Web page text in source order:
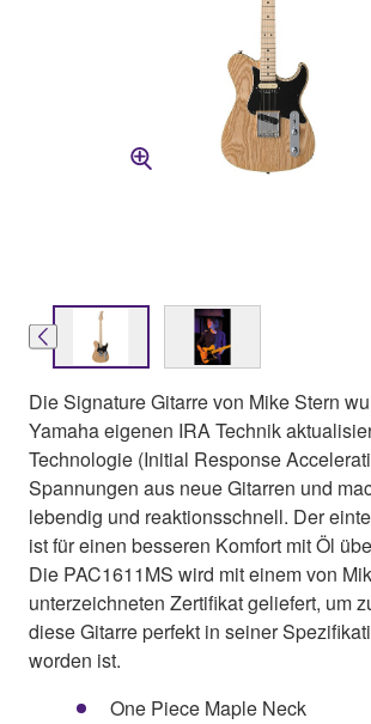
Die Signature Gitarre von Mike Stern
Yamaha eigenen IRA Technik
Technologie (Initial Response
Spannungen aus neue Gitarren und
lebendig und reaktionsschnell. Der
ist für einen besseren Komfort mit Öl
Die PAC1611MS wird mit einem von
unterzeichneten Zertifikat geliefert, um
diese Gitarre perfekt in seiner
worden ist.
One Piece Maple Neck